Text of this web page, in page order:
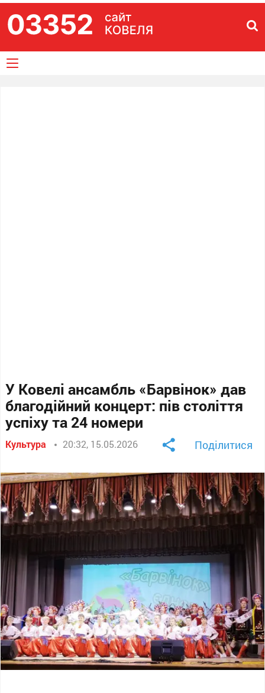
У Ковелі ансамбль «Барвінок» дав
благодійний концерт: пів століття
успіху та 24 номери
Культура 20:32, 15.05.2026 Поділитися